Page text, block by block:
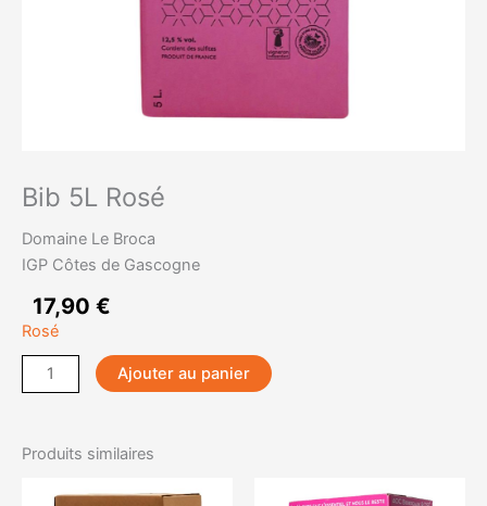
Bib 5L Rosé
Domaine Le Broca
IGP Côtes de Gascogne
17,90 €
Rosé
quantité
de
5L
Ajouter au panier
Produits similaires